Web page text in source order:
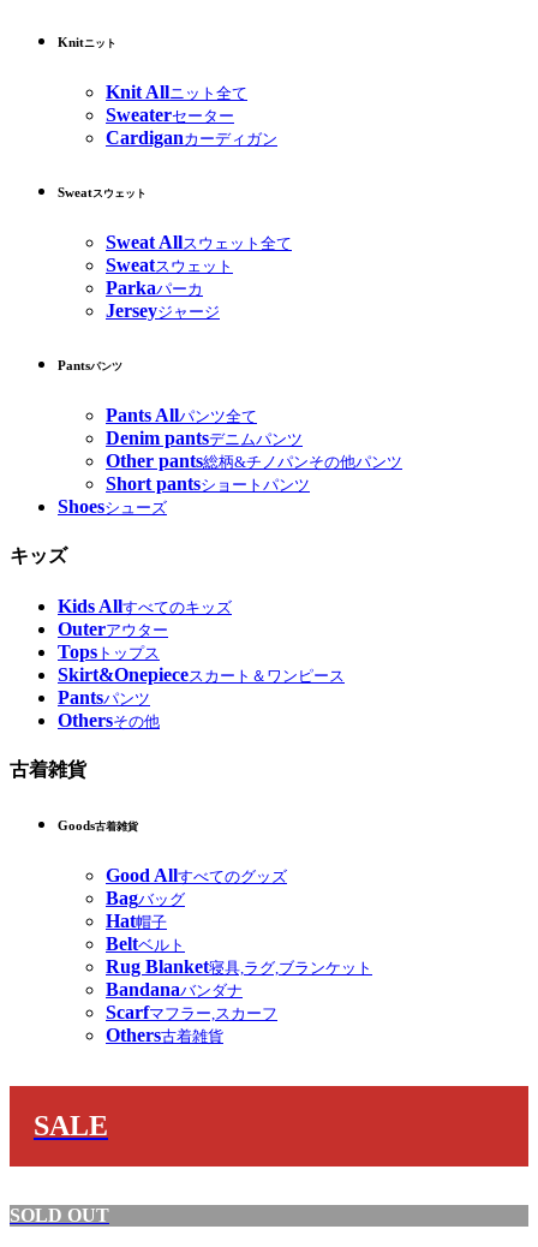
Knitニット
Knit Allニット全て
Sweaterセーター
Cardiganカーディガン
Sweatスウェット
Sweat Allスウェット全て
Sweatスウェット
Parkaパーカ
Jerseyジャージ
Pantsパンツ
Pants Allパンツ全て
Denim pantsデニムパンツ
Other pants総柄&チノパンその他パンツ
Short pantsショートパンツ
Shoesシューズ
キッズ
Kids Allすべてのキッズ
Outerアウター
Tops トップス
Skirt&Onepieceスカート＆ワンピース
Pantsパンツ
Othersその他
古着雑貨
Goods古着雑貨
Good Allすべてのグッズ
Bagバッグ
Hat帽子
Beltベルト
Rug Blanket寝具,ラグ,ブランケット
Bandanaバンダナ
Scarfマフラー,スカーフ
Others古着雑貨
SALE
SOLD OUT